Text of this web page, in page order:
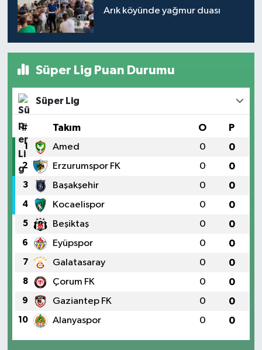
Arık köyünde yağmur duası
Süper Lig Puan Durumu
Süper Lig
# Takım O P
1 Amed 0 0
2 Erzurumspor FK 0 0
3 Başakşehir 0 0
4 Kocaelispor 0 0
5 Beşiktaş 0 0
6 Eyüpspor 0 0
7 Galatasaray 0 0
8 Çorum FK 0 0
9 Gaziantep FK 0 0
10 Alanyaspor 0 0